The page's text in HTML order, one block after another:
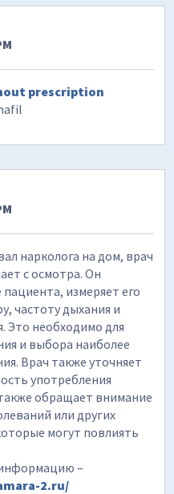
prescription
нарколога на дом, врач
с осмотра. Он
измеряет его
частоту дыхания и
Это необходимо для
и выбора наиболее
Врач также уточняет
употребления
обращает внимание
или других
могут повлиять
–
2.ru/